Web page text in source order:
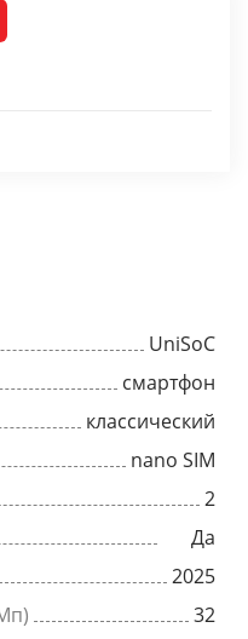
UniSoC
смартфон
классический
nano SIM
2
Да
2025
32